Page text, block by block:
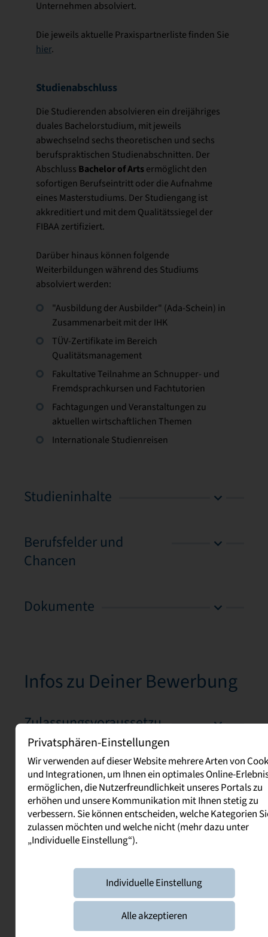
Unternehmen absolviert.
Die jeweils aktuelle Praxispartnerliste finden Sie
hier.
Studienabschluss
Die Studierenden absolvieren ein dreijähriges
duales Bachelorstudium, mit jeweils
abwechselnd sechs theoretischen und sechs
berufspraktischen Studienabschnitten. Der
Abschluss Bachelor of Arts ermöglicht den
sofortigen Berufseintritt oder die Aufnahme
eines Masterstudiums. Der Studiengang ist
akkreditiert und mit dem Qualitätssiegel der
FIBAA zertifiziert.
Darüber hinaus können folgende
Weiterbildungen während des Studiums
absolviert werden:
"Ausbildung der Ausbilder" (Ada-Schein) in
Zusammenarbeit mit der IHK
TÜV-Zertifikate im Bereich
Qualitätsmanagement
Fakultative Teilnahme an Schnupper- und
Fremdsprachkursen und Fachtutorien
Fachtagungen und Veranstaltungen zu
aktuellen wirtschaftlichen Themen
Internationale Studienreisen
Studieninhalte
Berufsfelder und
Chancen
Dokumente
Infos zu Deiner Bewerbung
Zulassungsvoraussetzu
ngen
Ablauf der Bewerbung
08. Juni 2026
Privatsphären-Einstellungen
Wir verwenden auf dieser Website mehrere Arten von
und Integrationen, um Ihnen ein optimales Online-
ermöglichen, die Nutzerfreundlichkeit unseres Portals zu
erhöhen und unsere Kommunikation mit Ihnen stetig zu
verbessern. Sie können entscheiden, welche Kategorien
zulassen möchten und welche nicht (mehr dazu unter
„Individuelle Einstellung“).
Individuelle Einstellung
Alle akzeptieren